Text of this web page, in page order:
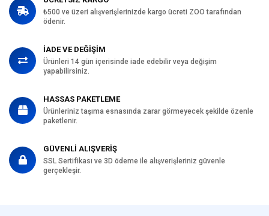
Köpek Maması
Paket Boyutu
11-15 kg
Köpek Irk
Özelliği
Tümüne Uygun
₺500 ve üzeri alışverişlerinizde kargo ücreti ZOO tarafından
ödenir.
İADE VE DEĞİŞİM
Ürünleri 14 gün içerisinde iade edebilir veya değişim
yapabilirsiniz.
HASSAS PAKETLEME
Ürünleriniz taşıma esnasında zarar görmeyecek şekilde özenle
paketlenir.
GÜVENLİ ALIŞVERİŞ
SSL Sertifikası ve 3D ödeme ile alışverişleriniz güvenle
gerçekleşir.